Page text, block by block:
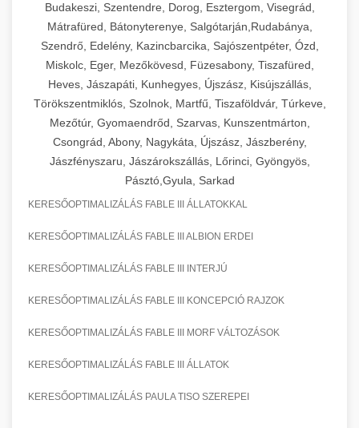
Budakeszi, Szentendre, Dorog, Esztergom, Visegrád,
Mátrafüred, Bátonyterenye, Salgótarján,Rudabánya,
Szendrő, Edelény, Kazincbarcika, Sajószentpéter, Ózd,
Miskolc, Eger, Mezőkövesd, Füzesabony, Tiszafüred,
Heves, Jászapáti, Kunhegyes, Újszász, Kisújszállás,
Törökszentmiklós, Szolnok, Martfű, Tiszaföldvár, Túrkeve,
Mezőtúr, Gyomaendrőd, Szarvas, Kunszentmárton,
Csongrád, Abony, Nagykáta, Újszász, Jászberény,
Jászfényszaru, Jászárokszállás, Lőrinci, Gyöngyös,
Pásztó,Gyula, Sarkad
KERESŐOPTIMALIZÁLÁS FABLE III ÁLLATOKKAL
KERESŐOPTIMALIZÁLÁS FABLE III ALBION ERDEI
KERESŐOPTIMALIZÁLÁS FABLE III INTERJÚ
KERESŐOPTIMALIZÁLÁS FABLE III KONCEPCIÓ RAJZOK
KERESŐOPTIMALIZÁLÁS FABLE III MORF VÁLTOZÁSOK
KERESŐOPTIMALIZÁLÁS FABLE III ÁLLATOK
KERESŐOPTIMALIZÁLÁS PAULA TISO SZEREPEI